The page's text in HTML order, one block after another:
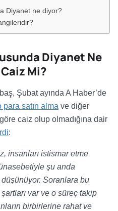
Diyanet ne diyor?
Diyanet Ne
Mi?
Şubat ayında A Haber’de
para satın alma ve diğer
caiz olup olmadığına dair
:
insanları istismar etme
şu anda
düşünüyor. Soranlara bu
var ve o süreç takip
birbirlerine rahat ve